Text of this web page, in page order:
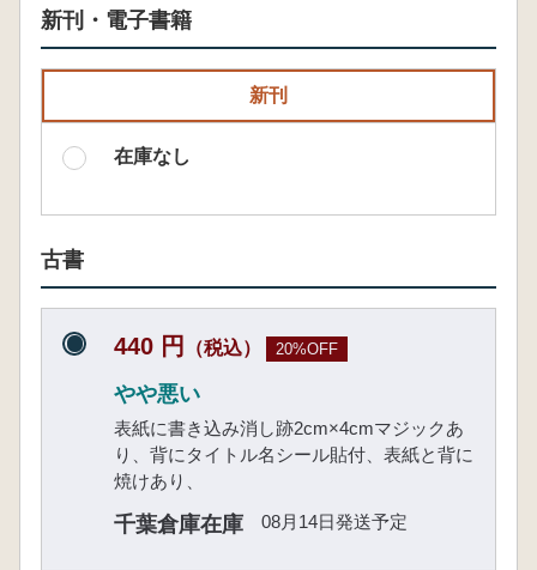
新刊・電子書籍
新刊
在庫なし
古書
440 円 （税込） 20%OFF
やや悪い
表紙に書き込み消し跡2cm×4cmマジックあ
り、背にタイトル名シール貼付、表紙と背に
焼けあり、
千葉倉庫在庫 08月14日発送予定